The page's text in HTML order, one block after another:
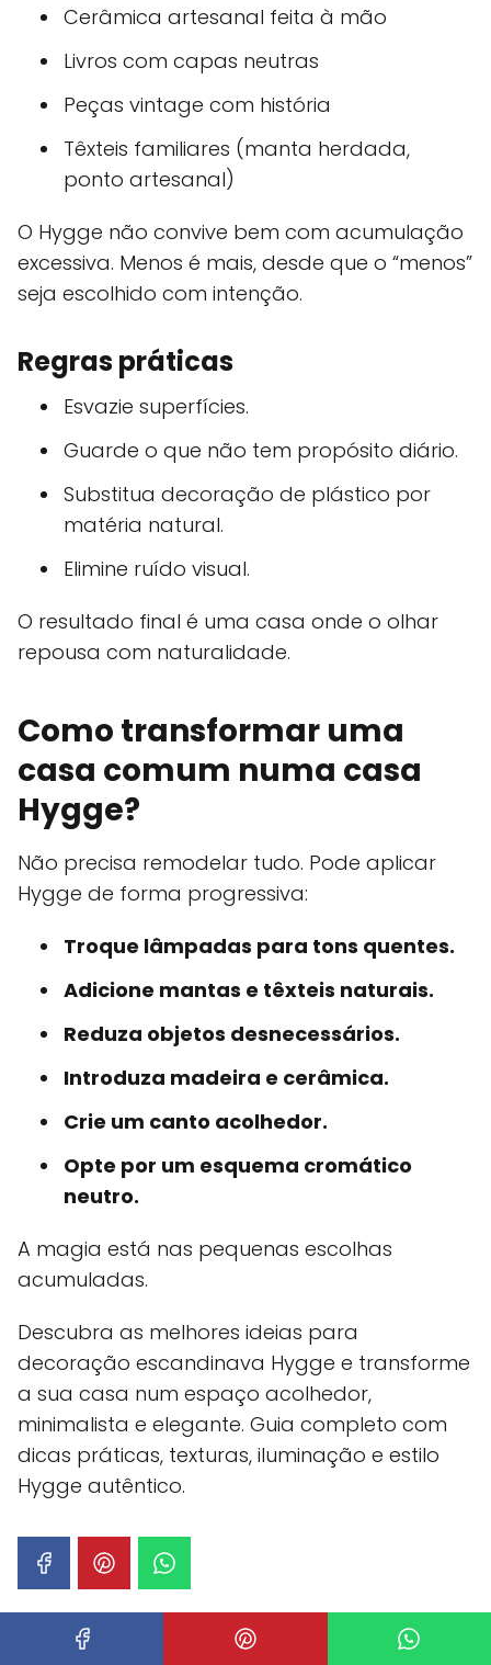
Cerâmica artesanal feita à mão
Livros com capas neutras
Peças vintage com história
Têxteis familiares (manta herdada,
ponto artesanal)
O Hygge não convive bem com acumulação
excessiva. Menos é mais, desde que o “menos”
seja escolhido com intenção.
Regras práticas
Esvazie superfícies.
Guarde o que não tem propósito diário.
Substitua decoração de plástico por
matéria natural.
Elimine ruído visual.
O resultado final é uma casa onde o olhar
repousa com naturalidade.
Como transformar uma
casa comum numa casa
Hygge?
Não precisa remodelar tudo. Pode aplicar
Hygge de forma progressiva:
Troque lâmpadas para tons quentes.
Adicione mantas e têxteis naturais.
Reduza objetos desnecessários.
Introduza madeira e cerâmica.
Crie um canto acolhedor.
Opte por um esquema cromático
neutro.
A magia está nas pequenas escolhas
acumuladas.
Descubra as melhores ideias para
decoração escandinava Hygge e transforme
a sua casa num espaço acolhedor,
minimalista e elegante. Guia completo com
dicas práticas, texturas, iluminação e estilo
Hygge autêntico.